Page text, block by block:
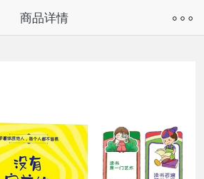
奇兔客小程序”访问
商品详情